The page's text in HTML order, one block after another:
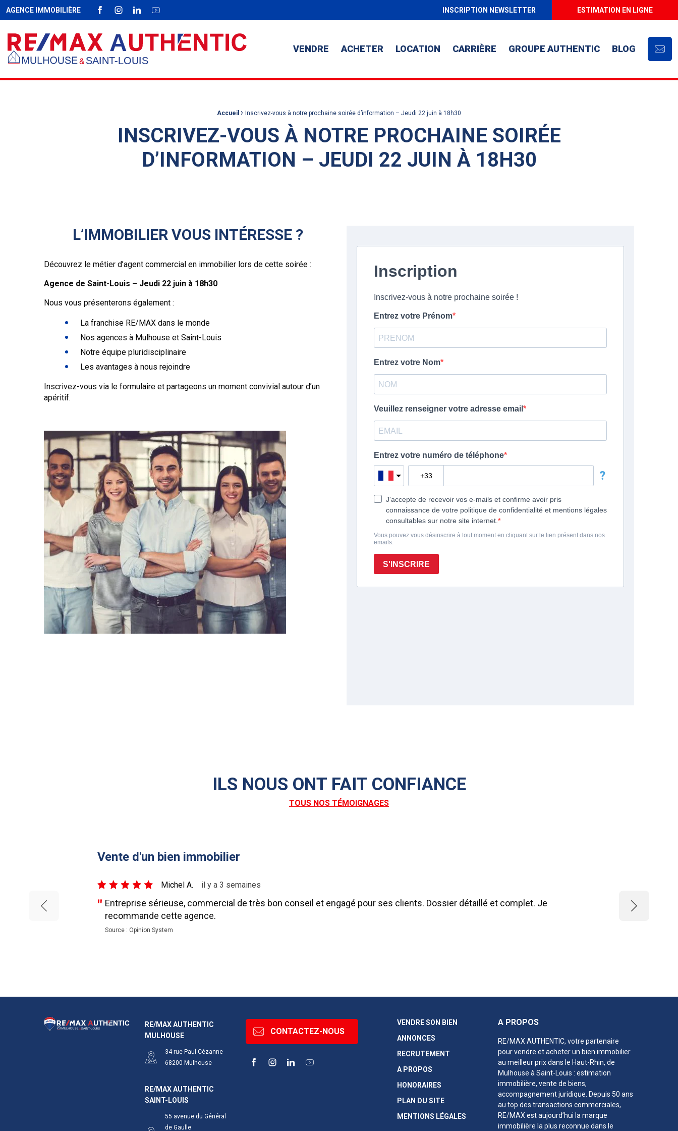
AGENCE IMMOBILIÈRE
FACEBOOK
INSTAGRAM
LINKEDINYOUTUBE
INSCRIPTION NEWSLETTER ESTIMATION EN LIGNE
VENDRE ACHETER LOCATION CARRIÈRE GROUPE AUTHENTIC BLOG
Accueil › Inscrivez-vous à notre prochaine soirée d’information – Jeudi 22 juin à 18h30
INSCRIVEZ-VOUS À NOTRE PROCHAINE SOIRÉE
D’INFORMATION – JEUDI 22 JUIN À 18H30
L’IMMOBILIER VOUS INTÉRESSE ?
Découvrez le métier d’agent commercial en immobilier lors de cette soirée :
Agence de Saint-Louis – Jeudi 22 juin à 18h30
Nous vous présenterons également :
La franchise RE/MAX dans le monde
Nos agences à Mulhouse et Saint-Louis
Notre équipe pluridisciplinaire
Les avantages à nous rejoindre
Inscrivez-vous via le formulaire et partageons un moment convivial autour d’un
apéritif.
ILS NOUS ONT FAIT CONFIANCE
TOUS NOS TÉMOIGNAGES
Vente d'un bien immobilier
5/5 Michel A. il y a 3 semaines
Entreprise sérieuse, commercial de très bon conseil et engagé pour ses clients. Dossier détaillé et complet. Je
recommande cette agence.
Source : Opinion System
Next
RE/MAX AUTHENTIC
MULHOUSE
34 rue Paul Cézanne
68200 Mulhouse
RE/MAX AUTHENTIC
SAINT-LOUIS
55 avenue du Général
de Gaulle
CONTACTEZ-NOUS
FacebookInstagramLinkedInYouTube
VENDRE SON BIEN
ANNONCES
RECRUTEMENT
A PROPOS
HONORAIRES
PLAN DU SITE
MENTIONS LÉGALES
A PROPOS
RE/MAX AUTHENTIC, votre partenaire
pour vendre et acheter un bien immobilier
au meilleur prixdans le Haut-Rhin, de
Mulhouse à Saint-Louis : estimation
immobilière, vente de biens,
accompagnement juridique. Depuis 50 ans
au top des transactions commerciales,
RE/MAX est aujourd’hui la marque
immobilière la plus reconnue dans le